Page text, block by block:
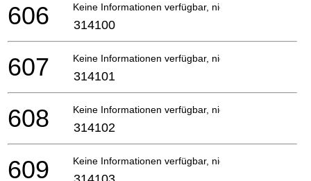
Keine Informationen verfügbar, nicht bestellbar
606 314100
Keine Informationen verfügbar, nicht bestellbar
607 314101
Keine Informationen verfügbar, nicht bestellbar
608 314102
Keine Informationen verfügbar, nicht bestellbar
609